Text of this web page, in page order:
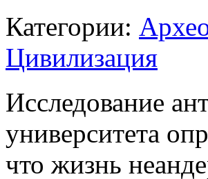
Категории:
Цивилизация
Исследование
университета
что жизнь